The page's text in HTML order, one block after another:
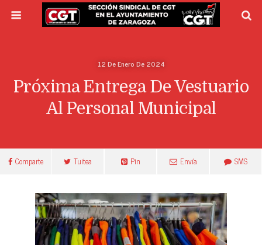
12 De Enero De 2024
Próxima Entrega De Vestuario
Al Personal Municipal
Comparte Tuitea Pin Envía SMS